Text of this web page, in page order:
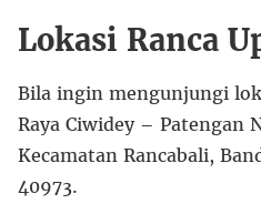
Lokasi Ranca
Bila ingin mengunjungi
Raya Ciwidey – Patengan
Kecamatan Rancabali,
40973.